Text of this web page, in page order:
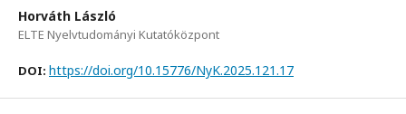
Horváth László
ELTE Nyelvtudományi Kutatóközpont
DOI: https://doi.org/10.15776/NyK.2025.121.17